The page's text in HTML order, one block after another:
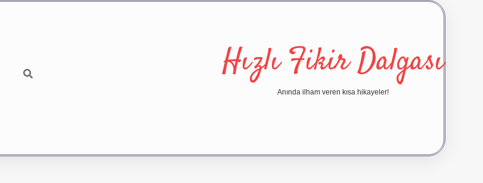
Hızlı Fikir Dalgası
Anında ilham veren kısa hikayeler!